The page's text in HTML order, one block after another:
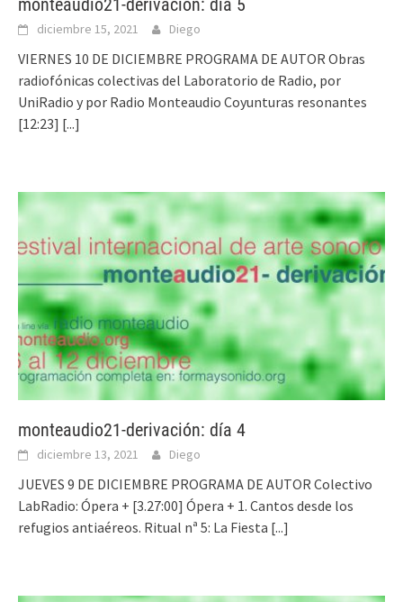
diciembre 15, 2021 Diego
VIERNES 10 DE DICIEMBRE PROGRAMA DE AUTOR Obras
radiofónicas colectivas del Laboratorio de Radio, por
UniRadio y por Radio Monteaudio Coyunturas resonantes
[12:23] [...]
monteaudio21-derivación: día 4
diciembre 13, 2021 Diego
JUEVES 9 DE DICIEMBRE PROGRAMA DE AUTOR Colectivo
LabRadio: Ópera + [3.27:00] Ópera + 1. Cantos desde los
refugios antiaéreos. Ritual nª 5: La Fiesta [...]